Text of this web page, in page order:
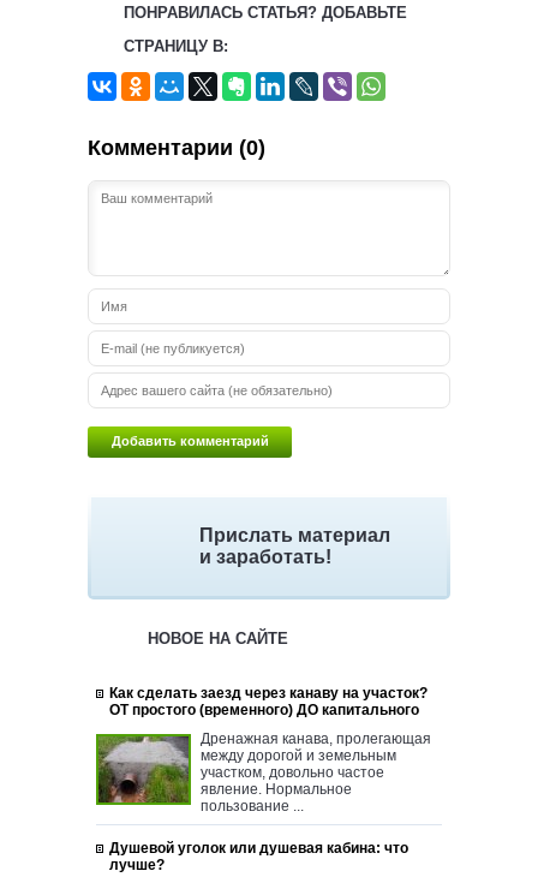
ПОНРАВИЛАСЬ СТАТЬЯ? ДОБАВЬТЕ
СТРАНИЦУ В:
Комментарии (0)
Прислать материал
и заработать!
НОВОЕ НА САЙТЕ
Как сделать заезд через канаву на участок?
ОТ простого (временного) ДО капитального
Дренажная канава, пролегающая
между дорогой и земельным
участком, довольно частое
явление. Нормальное
пользование ...
Душевой уголок или душевая кабина: что
лучше?